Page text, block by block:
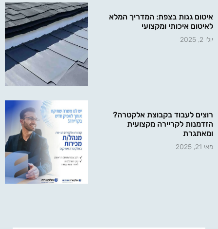
איטום גגות בצפת: המדריך המלא
לאיטום איכותי ומקצועי
יולי 2, 2025
רוצים לעבוד בקבוצת אלקטרה?
הזדמנות לקריירה מקצועית
ומאתגרת
מאי 21, 2025